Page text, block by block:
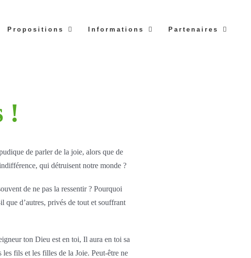
Propositions Informations Partenaires
!
de parler de la joie, alors que de
qui détruisent notre monde ?
de ne pas la ressentir ? Pourquoi
que d’autres, privés de tout et souffrant
ton Dieu est en toi, Il aura en toi sa
fils et les filles de la Joie. Peut-être ne